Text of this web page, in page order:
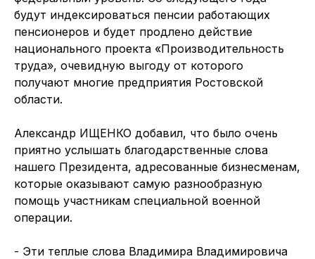
будут индексироваться пенсии работающих
пенсионеров и будет продлено действие
национального проекта «Производительность
труда», очевидную выгоду от которого
получают многие предприятия Ростовской
области.
Александр ИЩЕНКО добавил, что было очень
приятно услышать благодарственные слова
нашего Президента, адресованные бизнесменам,
которые оказывают самую разнообразную
помощь участникам специальной военной
операции.
- Эти теплые слова Владимира Владимировича